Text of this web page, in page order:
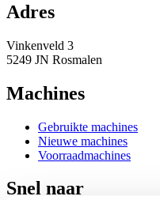
Adres
Vinkenveld 3
5249 JN Rosmalen
Machines
Gebruikte machines
Nieuwe machines
Voorraadmachines
Snel naar